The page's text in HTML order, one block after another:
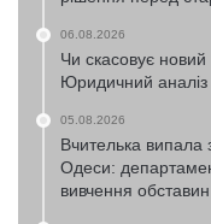
06.08.2026
Чи скасовує
Юридичний аналіз
05.08.2026
Вчителька випала
Одеси:
вивчення обставин